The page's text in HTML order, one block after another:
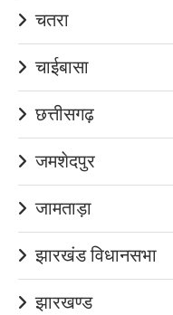
चतरा
चाईबासा
छत्तीसगढ़
जमशेदपुर
जामताड़ा
झारखंड विधानसभा
झारखण्ड